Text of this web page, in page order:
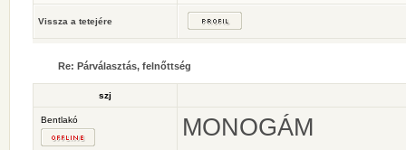
Vissza a tetejére
Re: Párválasztás, felnőttség
szj
Bentlakó MONOGÁM